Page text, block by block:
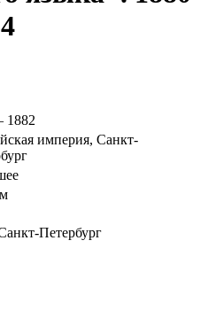
1882
империя, Санкт-
Петербург